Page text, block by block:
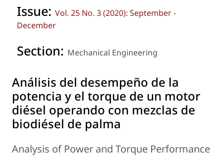
Issue: Vol. 25 No. 3 (2020): September -
December
Section: Mechanical Engineering
Análisis del desempeño de la
potencia y el torque de un motor
diésel operando con mezclas de
biodiésel de palma
Analysis of Power and Torque Performance